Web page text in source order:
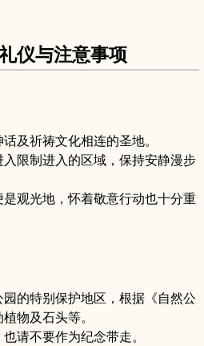
仪与注意事项
及祈祷文化相连的圣地。
限制进入的区域，保持安静漫步
观光地，怀着敬意行动也十分重
的特别保护地区，根据《自然公
物及石头等。
请不要作为纪念带走。